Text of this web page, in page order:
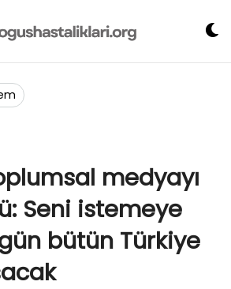
medyayı
Seni istemeye
bütün Türkiye